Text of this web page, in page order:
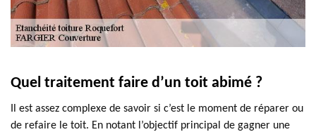
Quel traitement faire d’un toit abimé ?
Il est assez complexe de savoir si c’est le moment de réparer ou
de refaire le toit. En notant l’objectif principal de gagner une